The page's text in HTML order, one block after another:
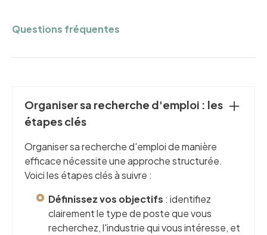
Questions fréquentes
Organiser sa recherche d'emploi : les
étapes clés
Organiser sa recherche d'emploi de manière
efficace nécessite une approche structurée.
Voici les étapes clés à suivre :
Définissez vos objectifs : identifiez
clairement le type de poste que vous
recherchez, l'industrie qui vous intéresse, et